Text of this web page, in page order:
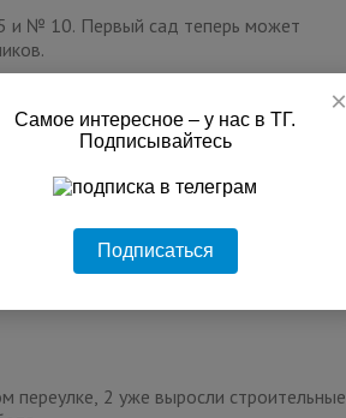
и № 10. Первый сад теперь может
до августа
всех 90 кровель, который
90 кровель во...
жилых домов - объектов
2 уже выросли строительные
×
Самое интересное – у нас в ТГ.
Подписывайтесь
Подписаться